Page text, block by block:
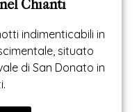
Chianti
indimenticabili in
situato
di San Donato in